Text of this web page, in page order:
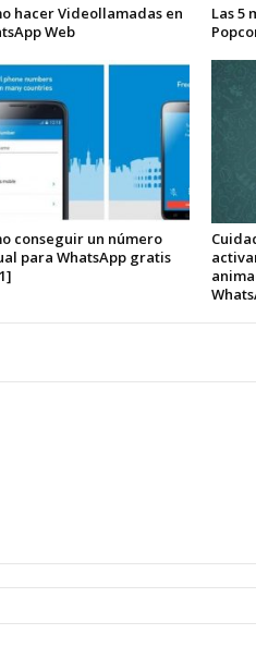
hacer Videollamadas en
Web
Las 5
conseguir un número
para WhatsApp gratis